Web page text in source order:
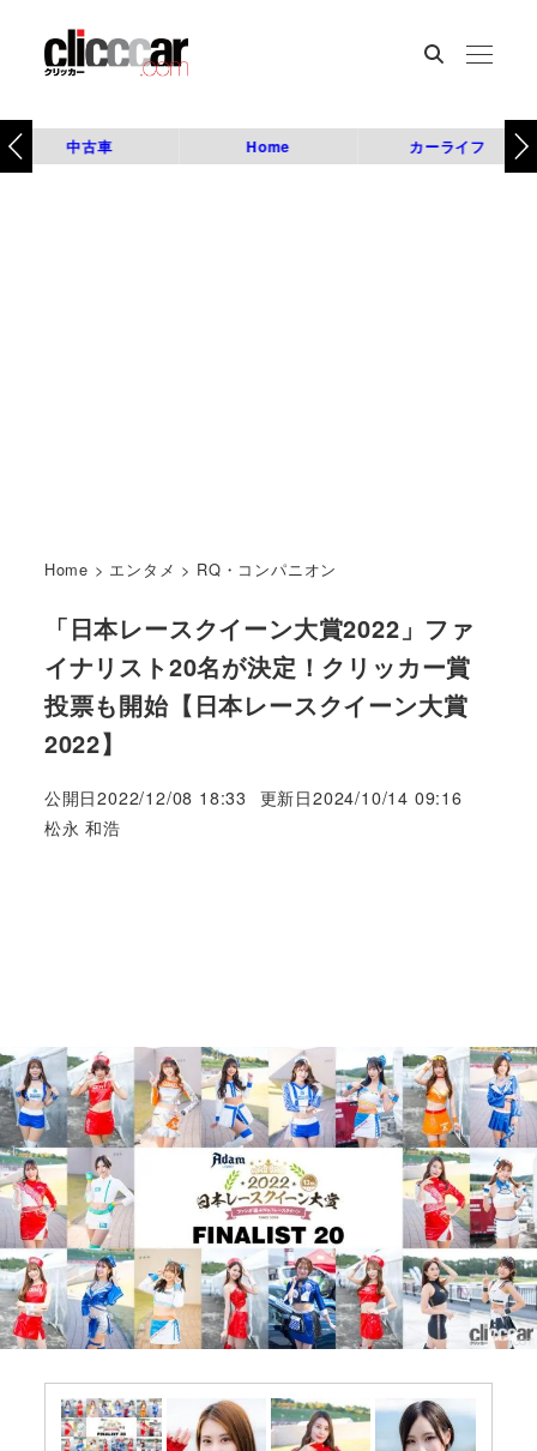
中古車 Home カーライフ
Home > エンタメ > RQ・コンパニオン
「日本レースクイーン大賞2022」ファ
イナリスト20名が決定！クリッカー賞
投票も開始【日本レースクイーン大賞
2022】
公開日2022/12/08 18:33 更新日2024/10/14 09:16
著
松永 和浩